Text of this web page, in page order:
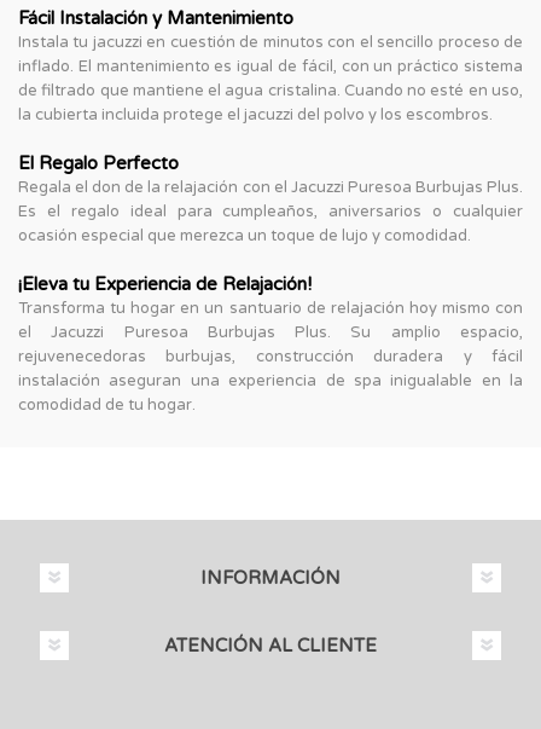
Fácil Instalación y Mantenimiento
Instala tu jacuzzi en cuestión de minutos con el sencillo proceso de
inflado. El mantenimiento es igual de fácil, con un práctico sistema
de filtrado que mantiene el agua cristalina. Cuando no esté en uso,
la cubierta incluida protege el jacuzzi del polvo y los escombros.
El Regalo Perfecto
Regala el don de la relajación con el Jacuzzi Puresoa Burbujas Plus.
Es el regalo ideal para cumpleaños, aniversarios o cualquier
ocasión especial que merezca un toque de lujo y comodidad.
¡Eleva tu Experiencia de Relajación!
Transforma tu hogar en un santuario de relajación hoy mismo con
el Jacuzzi Puresoa Burbujas Plus. Su amplio espacio,
rejuvenecedoras burbujas, construcción duradera y fácil
instalación aseguran una experiencia de spa inigualable en la
comodidad de tu hogar.
INFORMACIÓN
ATENCIÓN AL CLIENTE